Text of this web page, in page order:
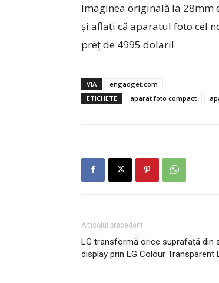
Imaginea originală la 28mm
și aflați că aparatul foto cel
preț de 4995 dolari!
VIA
engadget.com
ETICHETE
aparat foto compact
Articolul precedent
LG transformă orice suprafaţă din
display prin LG Colour Transparent